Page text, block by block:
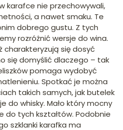
karafce nie przechowywali,
a nawet smaku. Te
dobrego gustu. Z tych
rozróżnić wersje do wina.
charakteryzują się dosyć
się domyślić dlaczego – tak
pomaga wydobyć
Spotkać je można
takich samych, jak butelek
do whisky. Mało który mocny
do tych kształtów. Podobnie
szklanki karafka ma